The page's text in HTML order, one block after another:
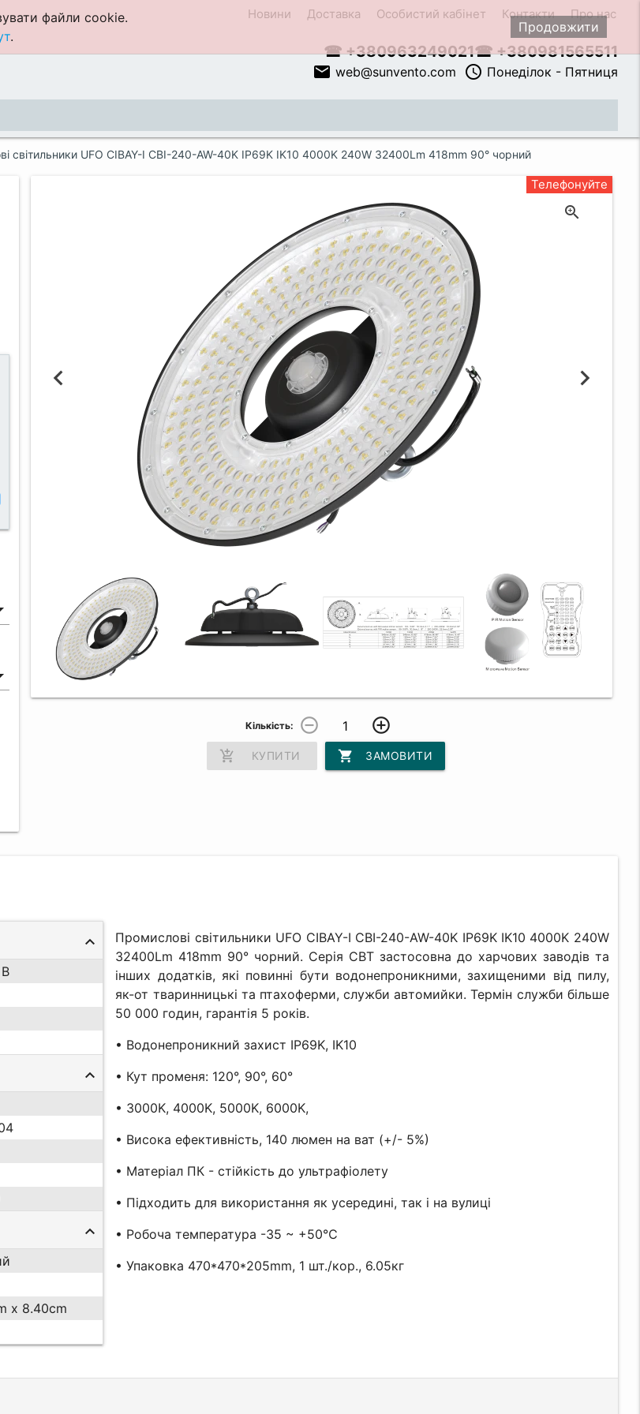
Новини Доставка Особистий кабінет Контакти Про нас
☎ +380963249021☎ +380981565511
email web@sunvento.com access_time Понеділок - Пятниця
світильники UFO CIBAY-I CBI-240-AW-40K IP69K IK10 4000K 240W 32400Lm 418mm 90° чорний
Телефонуйте
Кількість: remove_circle_outline add_circle_outline
add_shopping_cart КУПИТИ shopping_cart ЗАМОВИТИ
x 8.40cm
Промислові світильники UFO CIBAY-I CBI-240-AW-40K IP69K IK10 4000K 240W
32400Lm 418mm 90° чорний. Серія CBT застосовна до харчових заводів та
інших додатків, які повинні бути водонепроникними, захищеними від пилу,
як-от тваринницькі та птахоферми, служби автомийки. Термін служби більше
50 000 годин, гарантія 5 років.
• Водонепроникний захист IP69K, IK10
• Кут променя: 120°, 90°, 60°
• 3000K, 4000K, 5000K, 6000K,
• Висока ефективність, 140 люмен на ват (+/- 5%)
• Матеріал ПК - стійкість до ультрафіолету
• Підходить для використання як усередині, так і на вулиці
• Робоча температура -35 ~ +50℃
• Упаковка 470*470*205mm, 1 шт./кор., 6.05кг
Продовжити
файли cookie.
.